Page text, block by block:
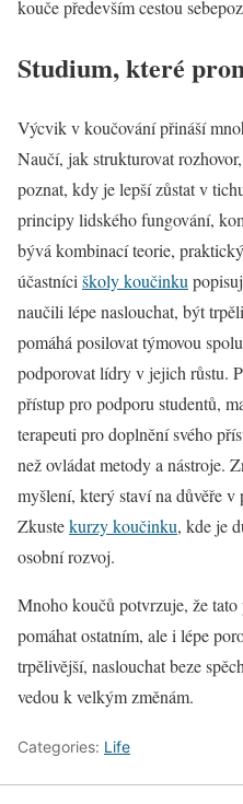
kouče především cestou
Studium, které
Výcvik v koučování přináší
Naučí, jak strukturovat
poznat, kdy je lepší zůstat v
principy lidského fungování,
bývá kombinací teorie,
účastníciškoly koučinku
naučili lépe naslouchat, být
pomáhá posilovat týmovou
podporovat lídry v jejich růstu.
přístup pro podporu studentů,
terapeuti pro doplnění svého
než ovládat metody a nástroje.
myšlení, který staví na důvěře v
Zkustekurzy koučinku, kde je
osobní rozvoj.
Mnoho koučů potvrzuje, že
pomáhat ostatním, ale i lépe
trpělivější, naslouchat beze
vedou k velkým změnám.
Categories: Life